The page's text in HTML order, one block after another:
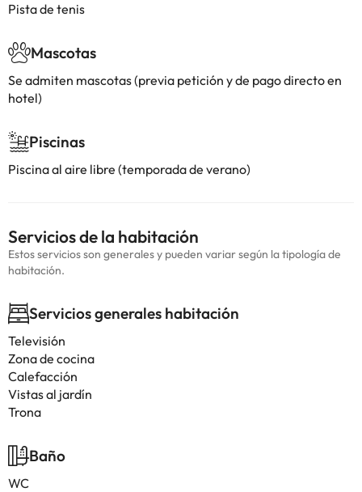
Pista de tenis
Mascotas
Se admiten mascotas (previa petición y de pago directo en
hotel)
Piscinas
Piscina al aire libre (temporada de verano)
Servicios de la habitación
Estos servicios son generales y pueden variar según la tipología de
habitación.
Servicios generales habitación
Televisión
Zona de cocina
Calefacción
Vistas al jardín
Trona
Baño
WC